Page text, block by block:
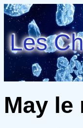
Les
May le